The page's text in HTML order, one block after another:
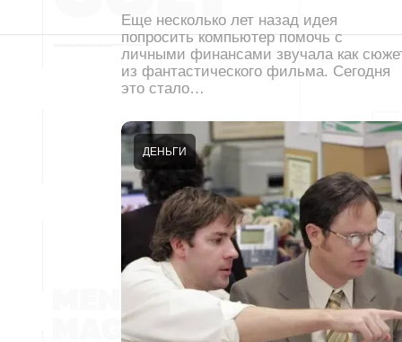
Еще несколько лет назад идея
попросить компьютер помочь с
личными финансами звучала как
из фантастического фильма. Сегодня
это стало…
ДЕНЬГИ